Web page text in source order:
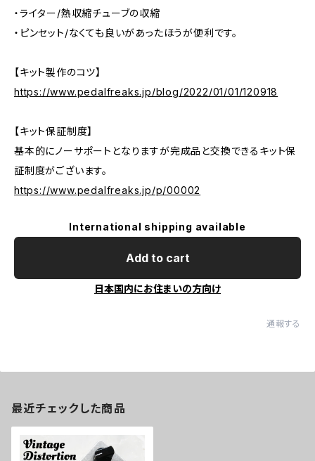
・ライター/熱収縮チューブの収縮
・ピンセット/なくても良いがあったほうが便利です。
【キット製作のコツ】
https://www.pedalfreaks.jp/blog/2022/01/01/120918
【キット保証制度】
基本的にノーサポートとなりますが完成品と交換できるキット保
証制度がございます。
https://www.pedalfreaks.jp/p/00002
International shipping available
Add to cart
日本国内にお住まいの方向け
通報する
最近チェックした商品